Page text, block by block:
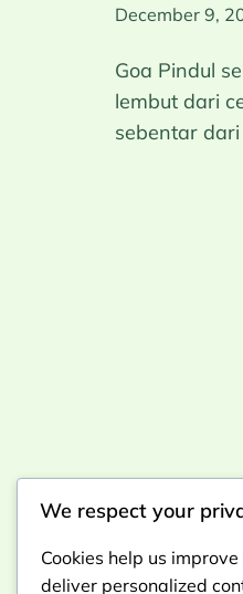
December 9,
Goa Pindul
lembut dari
sebentar
We respect your
Cookies help us
deliver personalized